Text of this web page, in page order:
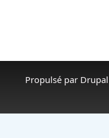
Propulsé par Drupal